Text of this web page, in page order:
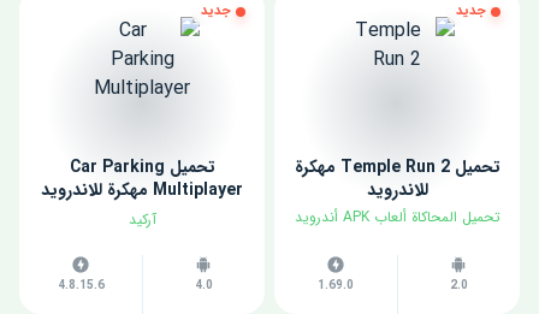
جديد
تحميل Temple Run 2 مهكرة
للاندرويد
تحميل المحاكاة ألعاب APK أندرويد
2.0
1.69.0
جديد
تحميل Car Parking
Multiplayer مهكرة للاندرويد
اخر اصدار
آركيد
4.0
4.8.15.6